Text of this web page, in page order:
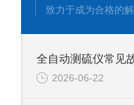
致力于成为合格的
2026-06-22